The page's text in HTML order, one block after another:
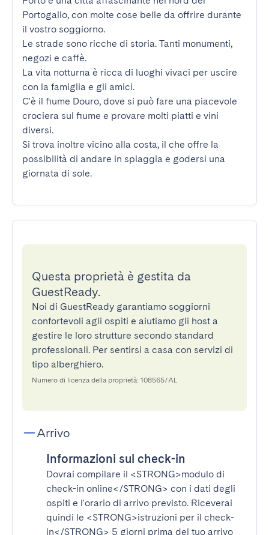
Portogallo, con molte cose belle da offrire durante
il vostro soggiorno.
Le strade sono ricche di storia. Tanti monumenti,
negozi e caffè.
La vita notturna è ricca di luoghi vivaci per uscire
con la famiglia e gli amici.
C'è il fiume Douro, dove si può fare una piacevole
crociera sul fiume e provare molti piatti e vini
diversi.
Si trova inoltre vicino alla costa, il che offre la
possibilità di andare in spiaggia e godersi una
giornata di sole.
Questa proprietà è gestita da
GuestReady.
Noi di GuestReady garantiamo soggiorni
confortevoli agli ospiti e aiutiamo gli host a
gestire le loro strutture secondo standard
professionali. Per sentirsi a casa con servizi di
tipo alberghiero.
Numero di licenza della proprietà: 108565/AL
Arrivo
Informazioni sul check-in
Dovrai compilare il <STRONG>modulo di
check-in online</STRONG> con i dati degli
ospiti e l'orario di arrivo previsto. Riceverai
quindi le <STRONG>istruzioni per il check-
in</STRONG> 5 giorni prima del tuo arrivo